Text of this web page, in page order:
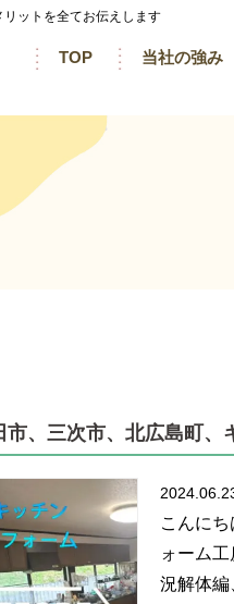
ットを全てお伝えします
TOP 当社の強み
市、三次市、北広島町、
こんに
ォーム
況解体編